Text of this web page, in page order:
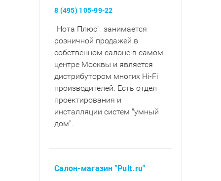
8 (495) 105-99-22
"Нота Плюс" занимается
розничной продажей в
собственном салоне в самом
центре Москвы и является
дистрибутором многих Hi-Fi
производителей. Есть отдел
проектирования и
инсталляции систем "умный
дом".
Салон-магазин "Pult.ru"